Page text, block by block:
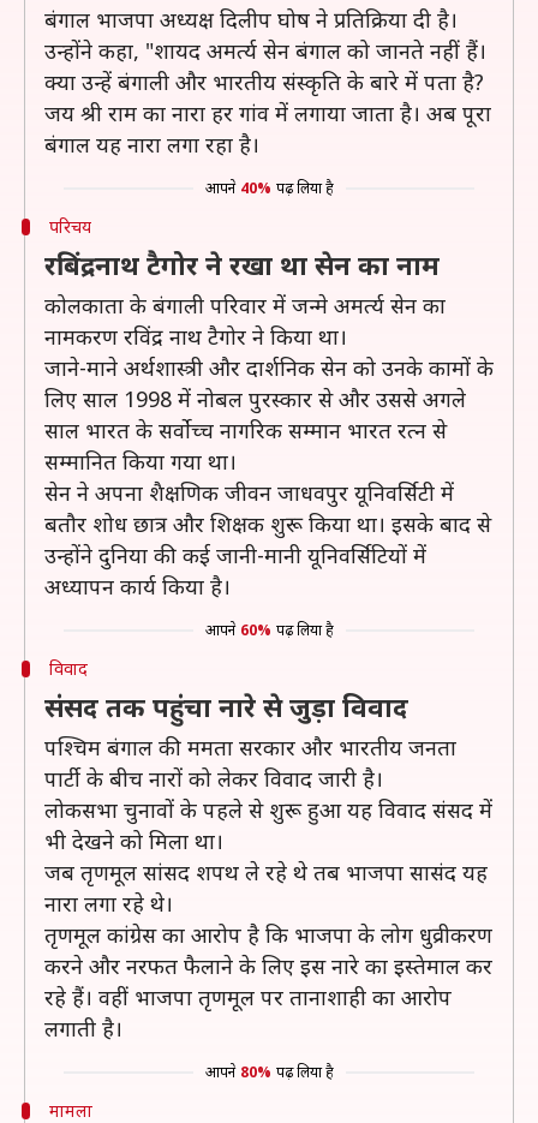
बंगाल भाजपा अध्यक्ष दिलीप घोष ने प्रतिक्रिया दी है।
उन्होंने कहा, "शायद अमर्त्य सेन बंगाल को जानते नहीं हैं।
क्या उन्हें बंगाली और भारतीय संस्कृति के बारे में पता है?
जय श्री राम का नारा हर गांव में लगाया जाता है। अब पूरा
बंगाल यह नारा लगा रहा है।
आपने 40% पढ़ लिया है
परिचय
रबिंद्रनाथ टैगोर ने रखा था सेन का नाम
कोलकाता के बंगाली परिवार में जन्मे अमर्त्य सेन का
नामकरण रविंद्र नाथ टैगोर ने किया था।
जाने-माने अर्थशास्त्री और दार्शनिक सेन को उनके कामों के
लिए साल 1998 में नोबल पुरस्कार से और उससे अगले
साल भारत के सर्वोच्च नागरिक सम्मान भारत रत्न से
सम्मानित किया गया था।
सेन ने अपना शैक्षणिक जीवन जाधवपुर यूनिवर्सिटी में
बतौर शोध छात्र और शिक्षक शुरू किया था। इसके बाद से
उन्होंने दुनिया की कई जानी-मानी यूनिवर्सिटियों में
अध्यापन कार्य किया है।
आपने 60% पढ़ लिया है
विवाद
संसद तक पहुंचा नारे से जुड़ा विवाद
पश्चिम बंगाल की ममता सरकार और भारतीय जनता
पार्टी के बीच नारों को लेकर विवाद जारी है।
लोकसभा चुनावों के पहले से शुरू हुआ यह विवाद संसद में
भी देखने को मिला था।
जब तृणमूल सांसद शपथ ले रहे थे तब भाजपा सासंद यह
नारा लगा रहे थे।
तृणमूल कांग्रेस का आरोप है कि भाजपा के लोग धुव्रीकरण
करने और नरफत फैलाने के लिए इस नारे का इस्तेमाल कर
रहे हैं। वहीं भाजपा तृणमूल पर तानाशाही का आरोप
लगाती है।
आपने 80% पढ़ लिया है
मामला